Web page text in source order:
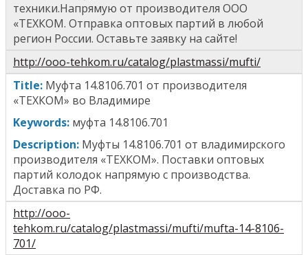
техники.Напрямую от производителя ООО
«ТЕХКОМ. Отправка оптовых партий в любой
регион России. Оставьте заявку на сайте!
http://ooo-tehkom.ru/catalog/plastmassi/mufti/
Title: Муфта 14.8106.701 от производителя
«ТЕХКОМ» во Владимире
Keywords: муфта 14.8106.701
Description: Муфты 14.8106.701 от владимирского
производителя «ТЕХКОМ». Поставки оптовых
партий колодок напрямую с производства.
Доставка по РФ.
http://ooo-
tehkom.ru/catalog/plastmassi/mufti/mufta-14-8106-
701/